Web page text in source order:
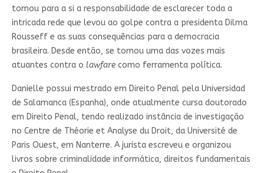
tomou para a si a responsabilidade de esclarecer toda a
intricada rede que levou ao golpe contra a presidenta Dilma
Rousseff e as suas consequências para a democracia
brasileira. Desde então, se tornou uma das vozes mais
atuantes contra o lawfarecomo ferramenta política.
Danielle possui mestrado em Direito Penal pela Universidad
de Salamanca (Espanha), onde atualmente cursa doutorado
em Direito Penal, tendo realizado instância de investigação
no Centre de Théorie et Analyse du Droit, da Université de
Paris Ouest, em Nanterre. A jurista escreveu e organizou
livros sobre criminalidade informática, direitos fundamentais